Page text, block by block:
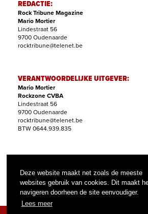
Deze website maakt net zoals de meeste
websites gebruik van cookies. Dit maakt
navigeren doorheen de site eenvoudiger.
Lees meer
REDACTIE:
Rock Tribune Magazine
Mario Mortier
Lindestraat 56
9700 Oudenaarde
rocktribune@telenet.be
VERANTWOORDELIJKE UITGEVER:
Mario Mortier
Rockzone CVBA
Lindestraat 56
9700 Oudenaarde
rocktribune@telenet.be
BTW 0644.939.835
Filip Nollet
abonnementen@rock-tribune.com